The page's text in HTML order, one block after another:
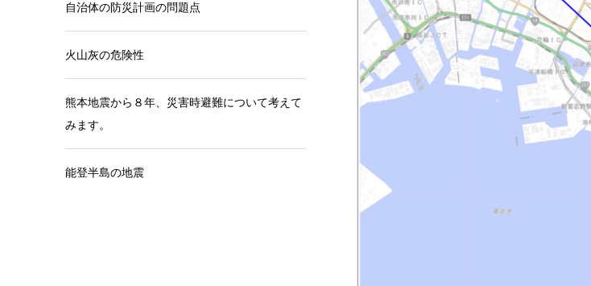
自治体の防災計画の問題点
火山灰の危険性
熊本地震から８年、災害時避難について考えて
みます。
能登半島の地震